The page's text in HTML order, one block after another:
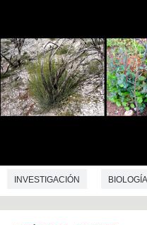
TRADUCCIÓN E
INVESTIGACIÓN BIOLOGÍA